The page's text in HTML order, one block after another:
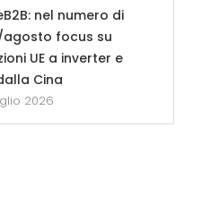
nel numero di
focus su
UE a inverter e
Cina
2026